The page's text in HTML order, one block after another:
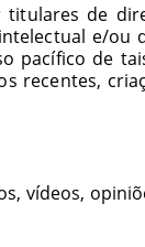
titulares de
e/ou
de
recentes,
vídeos,